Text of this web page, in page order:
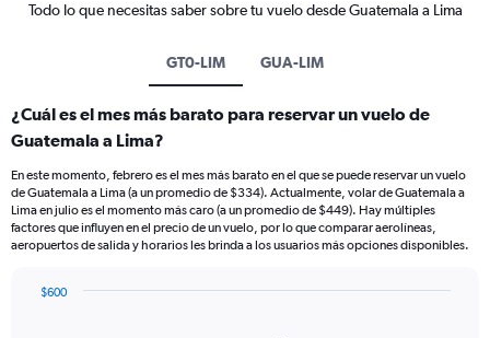
Todo lo que necesitas saber sobre tu vuelo desde Guatemala a Lima
GT0-LIM GUA-LIM
¿Cuál es el mes más barato para reservar un vuelo de
Guatemala a Lima?
En este momento, febrero es el mes más barato en el que se puede reservar un vuelo
de Guatemala a Lima (a un promedio de $334). Actualmente, volar de Guatemala a
Lima en julio es el momento más caro (a un promedio de $449). Hay múltiples
factores que influyen en el precio de un vuelo, por lo que comparar aerolíneas,
aeropuertos de salida y horarios les brinda a los usuarios más opciones disponibles.
$600